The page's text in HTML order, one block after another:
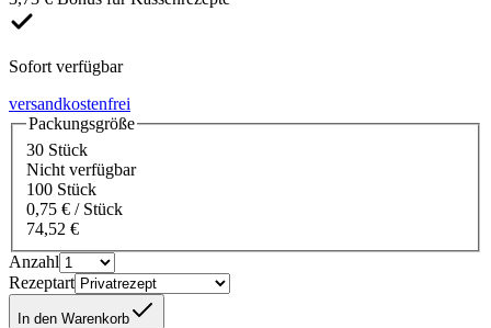
Sofort verfügbar
versandkostenfrei
Packungsgröße
30 Stück
Nicht verfügbar
100 Stück
0,75 € / Stück
74,52 €
Anzahl
Rezeptart
In den Warenkorb